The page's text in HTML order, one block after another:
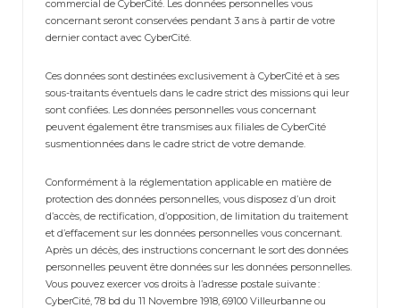
commercial de CyberCité. Les données personnelles vous
concernant seront conservées pendant 3 ans à partir de votre
dernier contact avec CyberCité.
Ces données sont destinées exclusivement à CyberCité et à ses
sous-traitants éventuels dans le cadre strict des missions qui leur
sont confiées. Les données personnelles vous concernant
peuvent également être transmises aux filiales de CyberCité
susmentionnées dans le cadre strict de votre demande.
Conformément à la réglementation applicable en matière de
protection des données personnelles, vous disposez d’un droit
d’accès, de rectification, d’opposition, de limitation du traitement
et d’effacement sur les données personnelles vous concernant.
Après un décès, des instructions concernant le sort des données
personnelles peuvent être données sur les données personnelles.
Vous pouvez exercer vos droits à l’adresse postale suivante :
CyberCité, 78 bd du 11 Novembre 1918, 69100 Villeurbanne ou